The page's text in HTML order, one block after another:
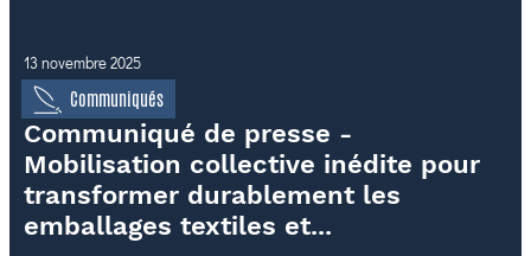
13 novembre 2025
Communiqués
Communiqué de presse -
Mobilisation collective inédite pour
transformer durablement les
emballages textiles et...